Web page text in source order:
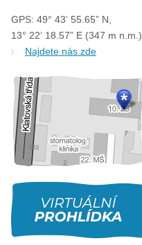
GPS: 49° 43‘ 55.65” N,
13° 22‘ 18.57” E (347 m n.m.)
Najdete nás zde